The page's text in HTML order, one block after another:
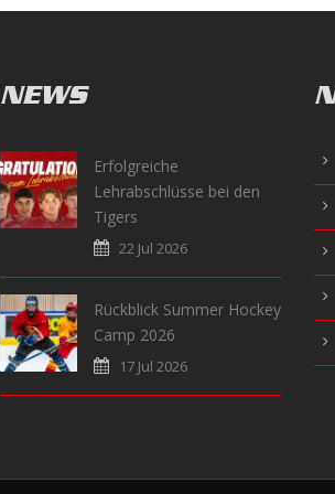
NEWS
Erfolgreiche
Lehrabschlüsse bei den
Tigers
22 Jul 2026
Rückblick Summer Hockey
Camp 2026
17 Jul 2026